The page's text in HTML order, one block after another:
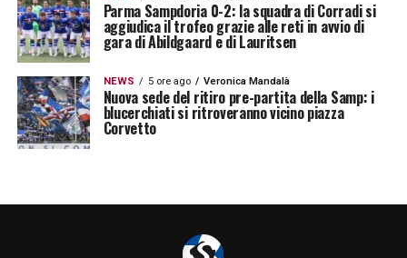
Parma Sampdoria 0-2: la squadra di Corradi si
aggiudica il trofeo grazie alle reti in avvio di
gara di Abildgaard e di Lauritsen
NEWS 5 ore ago Veronica Mandalà
Nuova sede del ritiro pre-partita della Samp: i
blucerchiati si ritroveranno vicino piazza
Corvetto